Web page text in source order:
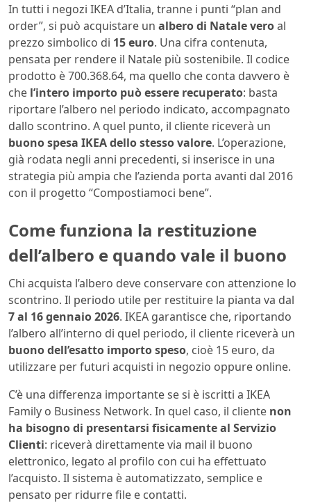
In tutti i negozi IKEA d’Italia, tranne i punti “plan and
order”, si può acquistare un albero di Natale veroal
prezzo simbolico di 15 euro. Una cifra contenuta,
pensata per rendere il Natale più sostenibile. Il codice
prodotto è 700.368.64, ma quello che conta davvero è
che l’intero importo può essere recuperato: basta
riportare l’albero nel periodo indicato, accompagnato
dallo scontrino. A quel punto, il cliente riceverà un
buono spesa IKEA dello stesso valore. L’operazione,
già rodata negli anni precedenti, si inserisce in una
strategia più ampia che l’azienda porta avanti dal 2016
con il progetto “Compostiamoci bene”.
Come funziona la restituzione
dell’albero e quando vale il buono
Chi acquista l’albero deve conservare con attenzione lo
scontrino. Il periodo utile per restituire la pianta va dal
7 al 16 gennaio 2026. IKEA garantisce che, riportando
l’albero all’interno di quel periodo, il cliente riceverà un
buono dell’esatto importo speso, cioè 15 euro, da
utilizzare per futuri acquisti in negozio oppure online.
C’è una differenza importante se si è iscritti a IKEA
Family o Business Network. In quel caso, il cliente non
ha bisogno di presentarsi fisicamente al Servizio
Clienti: riceverà direttamente via mail il buono
elettronico, legato al profilo con cui ha effettuato
l’acquisto. Il sistema è automatizzato, semplice e
pensato per ridurre file e contatti.